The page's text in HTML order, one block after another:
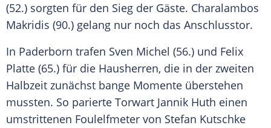
(52.) sorgten für den Sieg der Gäste. Charalambos
Makridis (90.) gelang nur noch das Anschlusstor.
In Paderborn trafen Sven Michel (56.) und Felix
Platte (65.) für die Hausherren, die in der zweiten
Halbzeit zunächst bange Momente überstehen
mussten. So parierte Torwart Jannik Huth einen
umstrittenen Foulelfmeter von Stefan Kutschke